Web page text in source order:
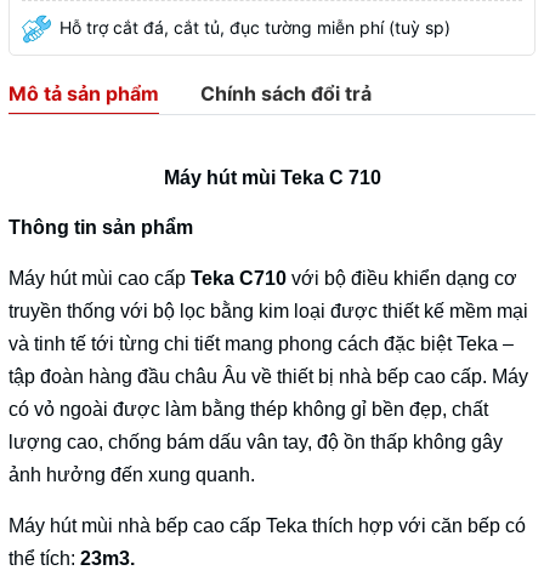
Hỗ trợ cắt đá, cắt tủ, đục tường miễn phí (tuỳ sp)
Mô tả sản phẩm Chính sách đổi trả
Máy hút mùi Teka C 710
Thông tin sản phẩm
Máy hút mùi cao cấp Teka C710 với bộ điều khiển dạng cơ
truyền thống với bộ lọc bằng kim loại được thiết kế mềm mại
và tinh tế tới từng chi tiết mang phong cách đặc biệt Teka –
tập đoàn hàng đầu châu Âu về thiết bị nhà bếp cao cấp. Máy
có vỏ ngoài được làm bằng thép không gỉ bền đẹp, chất
lượng cao, chống bám dấu vân tay, độ ồn thấp không gây
ảnh hưởng đến xung quanh.
Máy hút mùi nhà bếp cao cấp Teka thích hợp với căn bếp có
thể tích: 23m3.